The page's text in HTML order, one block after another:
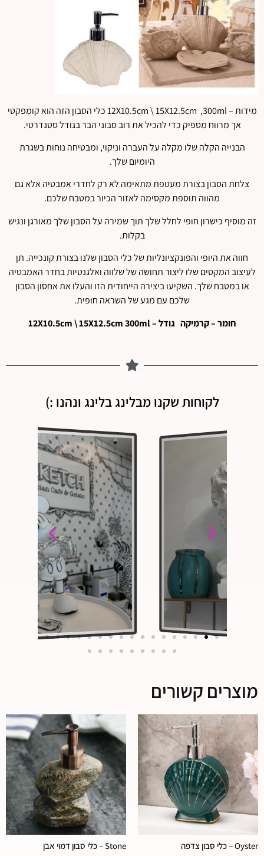
מידות – 12X10.5cm \ 15X12.5cm ,300ml כלי הסבון הזה הוא קומפקטי
אך מרווח מספיק כדי להכיל את רוב סבוני הבר בגודל סטנדרטי.
הבנייה הקלה שלו מקלה על העברה וניקוי, ומבטיחה נוחות בשגרת
היומיום שלך.
צלחת הסבון בצורת מעטפת מתאימה לא רק לחדרי אמבטיה אלא גם
מהווה תוספת מקסימה לאזור הכיור במטבח שלכם.
זה מוסיף כישרון חופי לחלל שלך תוך שמירה על הסבון שלך מאורגן ונגיש
בקלות.
חווה את היופי והפונקציונליות של כלי הסבון שלנו בצורת קונכייה. תן
לעיצוב המקסים שלו ליצור תחושה של שלווה ואלגנטיות בחדר האמבטיה
או במטבח שלך. השקיעו ביצירה הייחודית הזו והעלו את אחסון הסבון
שלכם עם מגע של השראה חופית.
חומר – קרמיקה גודל – 12X10.5cm \ 15X12.5cm 300ml
לקוחות שקנו מבלינג בלינג ונהנו :)
מוצרים קשורים
Oyster – כלי סבון צדפה Stone – כלי סבון דמוי אבן